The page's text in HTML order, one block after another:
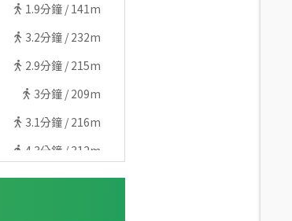
1.9分鐘 / 141m
3.2分鐘 / 232m
2.9分鐘 / 215m
3分鐘 / 209m
3.1分鐘 / 216m
4.3分鐘 / 312m
4.9分鐘 /354m